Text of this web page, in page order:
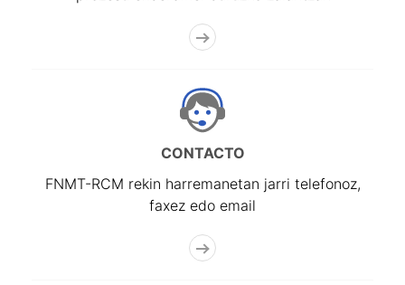
CONTACTO
FNMT-RCM rekin harremanetan jarri telefonoz,
faxez edo email